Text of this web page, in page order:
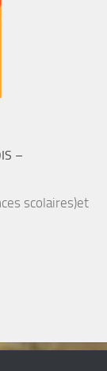
–
scolaires)et